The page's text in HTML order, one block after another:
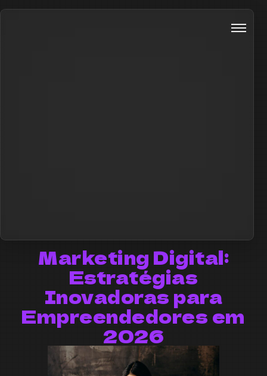
Marketing Digital:
Estratégias
Inovadoras para
Empreendedores em
2026